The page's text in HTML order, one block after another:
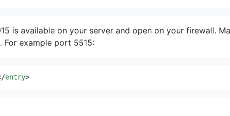
is available on your server and open on your firewall.
example port 5515:
entry>